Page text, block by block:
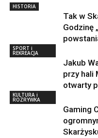
HISTORIA
Tak w
Godzinę
SPORT i
REKREACJA
Jakub
przy hali
otwarty
KULTURA i
ROZRYWKA
Gaming